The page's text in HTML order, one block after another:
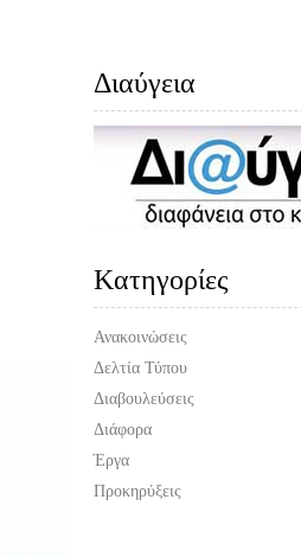
Διαύγεια
Kατηγορίες
Ανακοινώσεις
Δελτία Τύπου
Διαβουλεύσεις
Διάφορα
Έργα
Προκηρύξεις